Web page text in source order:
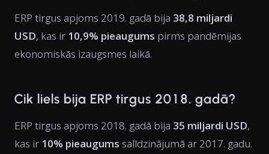
ERP tirgus apjoms 2019. gadā bija 38,8 miljardi
USD, kas ir 10,9% pieaugums pirms pandēmijas
ekonomiskās izaugsmes laikā.
Cik liels bija ERP tirgus 2018. gadā?
ERP tirgus apjoms 2018. gadā bija 35 miljardi USD,
kas ir 10% pieaugums salīdzinājumā ar 2017. gadu.